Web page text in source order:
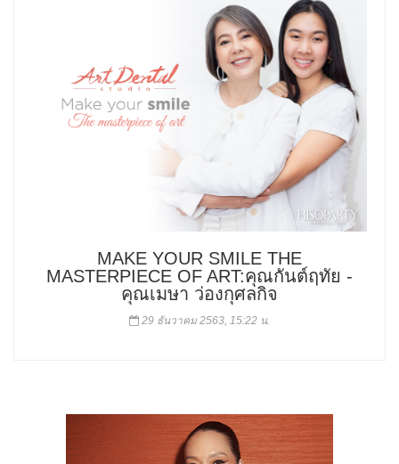
MAKE YOUR SMILE THE
MASTERPIECE OF ART:คุณกันต์ฤทัย -
คุณเมษา ว่องกุศลกิจ
29 ธันวาคม 2563, 15:22 น.